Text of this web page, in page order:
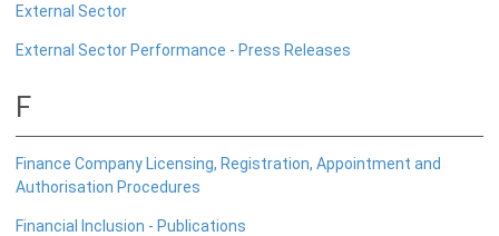
External Sector
External Sector Performance - Press Releases
F
Finance Company Licensing, Registration, Appointment and
Authorisation Procedures
Financial Inclusion - Publications